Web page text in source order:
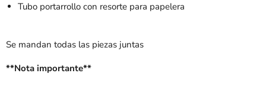
Tubo portarrollo con resorte para papelera
Se mandan todas las piezas juntas
**Nota importante**